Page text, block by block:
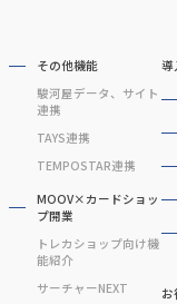
その他機能
駿河屋データ、サイト
連携
TAYS連携
TEMPOSTAR連携
MOOV×カードショッ
プ開業
トレカショップ向け機
能紹介
サーチャーNEXT
導